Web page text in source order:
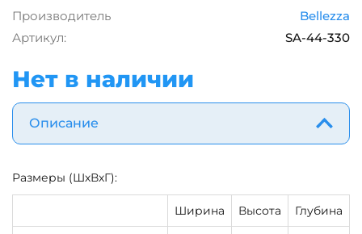
Производитель
Bellezza
Артикул:
SA-44-330
Нет в наличии
Описание
Размеры (ШхВхГ):
Ширина Высота Глубина